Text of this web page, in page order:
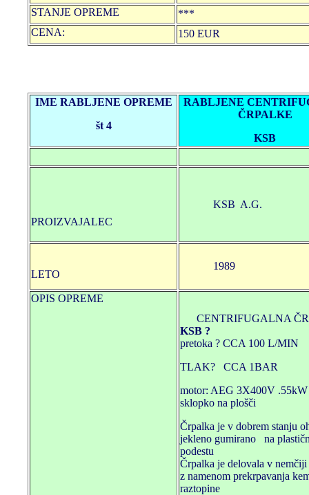
STANJE OPREME
***
CENA:
150 EUR
IME RABLJENE OPREME
št 4
RABLJENE
ČRPALKE
KSB
PROIZVAJALEC
KSB A.G.
LETO
1989
OPIS OPREME
CENTRIFUGALNA
KSB ?
pretoka ? CCA 100 L/MIN
TLAK? CCA 1BAR
motor: AEG 3X400V .55kW
sklopko na plošči
Črpalka je v dobrem stanju
jekleno gumirano na
podestu
Črpalka je delovala v nemčiji
z namenom prekrpavanja
raztopine